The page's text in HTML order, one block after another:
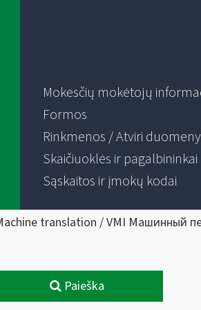
Mokesčių mokėtojų
Formos
Rinkmenos / Atviri
Skaičiuoklės ir pagalbininkai
Sąskaitos ir įmokų kodai
translation / VMI Машинный
Paieška